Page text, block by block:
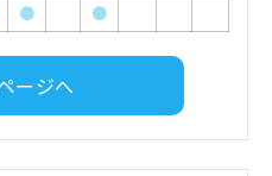
● ●
ージへ